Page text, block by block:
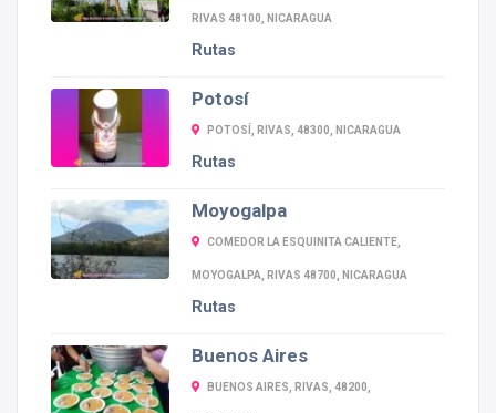
RIVAS 48100, NICARAGUA
Rutas
Potosí
POTOSÍ, RIVAS, 48300, NICARAGUA
Rutas
Moyogalpa
COMEDOR LA ESQUINITA CALIENTE,
MOYOGALPA, RIVAS 48700, NICARAGUA
Rutas
Buenos Aires
BUENOS AIRES, RIVAS, 48200,